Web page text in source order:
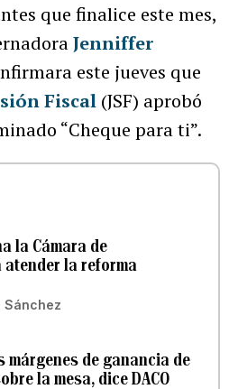
que finalice este mes,
Jenniffer
este jueves que
Fiscal (JSF) aprobó
“Cheque para ti”.
la Cámara de
atender la reforma
Sánchez
márgenes de ganancia de
la mesa, dice DACO